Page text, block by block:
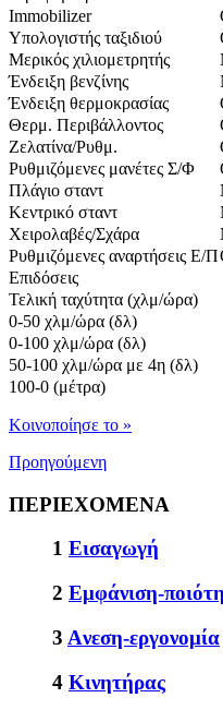
Immobilizer
Υπολογιστής ταξιδιού
Μερικός χιλιομετρητής
Ένδειξη βενζίνης
Ένδειξη θερμοκρασίας
Θερμ. Περιβάλλοντος
Ζελατίνα/Ρυθμ.
Ρυθμιζόμενες μανέτες Σ/Φ
Πλάγιο σταντ
Κεντρικό σταντ
Χειρολαβές/Σχάρα
Ρυθμιζόμενες αναρτήσεις Ε/Π
Επιδόσεις
Τελική ταχύτητα (χλμ/ώρα)
0-50 χλμ/ώρα (δλ)
0-100 χλμ/ώρα (δλ)
50-100 χλμ/ώρα με 4η (δλ)
100-0 (μέτρα)
Kοινοποίησε το »
Προηγούμενη
ΠΕΡΙΕΧΟΜΕΝΑ
1 Εισαγωγή
2 Εμφάνιση-
3 Aνεση-εργονομία
4 Κινητήρας